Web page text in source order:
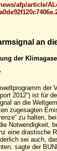
afp/article/
an
der
der
2012“) ist für
an die
zugesagten
zu halten,
Notwendigkeit,
eine drastische
sei auch,
sagte der